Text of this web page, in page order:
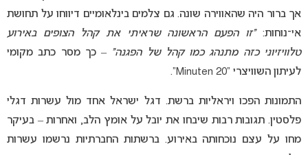
אך ברור היה שהאווירה שונה. גם צלמים בינלאומיים דיווחו על תחושת
אי־נוחות:“זו הפעם הראשונה שראיתי את קהל הצופים באירוע
טלוויזיוני כזה מתנהג כמו קהל של הפגנה” – כך מסר כתב מקומי
לעיתון השוויצרי “20 Minuten”.
התמונות הפכו ויראליות ברשת. דגל ישראל אחד מול עשרות דגלי
פלסטין. תגובות רבות שיבחו את יובל על אומץ הלב, ואחרות – בעיקר
מחו על עצם נוכחותה באירוע. ברשתות החברתיות נרשמו עשרות